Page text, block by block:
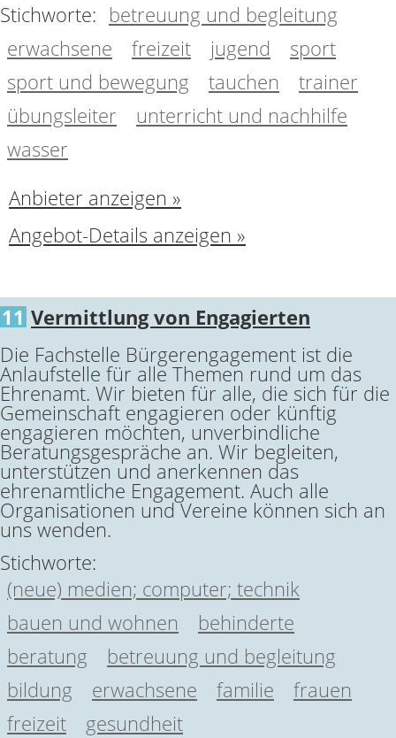
Stichworte: betreuung und begleitung
erwachsene
freizeit jugend
sport
sport und bewegung
tauchen
trainer
übungsleiter
unterricht und nachhilfe
wasser
Anbieter anzeigen »
Angebot-Details anzeigen »
11 Vermittlung von Engagierten
Die Fachstelle Bürgerengagement ist die
Anlaufstelle für alle Themen rund um das
Ehrenamt. Wir bieten für alle, die sich für die
Gemeinschaft engagieren oder künftig
engagieren möchten, unverbindliche
Beratungsgespräche an. Wir begleiten,
unterstützen und anerkennen das
ehrenamtliche Engagement. Auch alle
Organisationen und Vereine können sich an
uns wenden.
Stichworte:
(neue) medien; computer; technik
bauen und wohnen
behinderte
beratung
betreuung und begleitung
bildung
erwachsene familie
frauen
freizeit
gesundheit